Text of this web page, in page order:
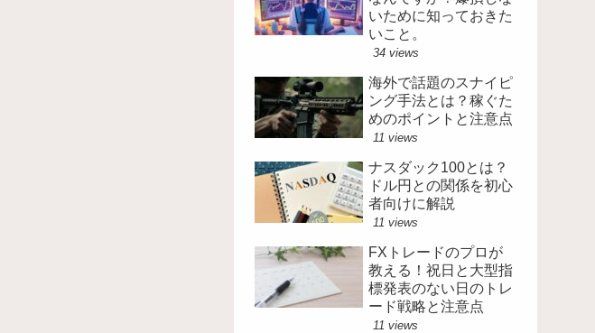
いために知っておきた
いこと。
34 views
海外で話題のスナイピ
ング手法とは？稼ぐた
めのポイントと注意点
11 views
ナスダック100とは？
ドル円との関係を初心
者向けに解説
11 views
FXトレードのプロが
教える！祝日と大型指
標発表のない日のトレ
ード戦略と注意点
11 views